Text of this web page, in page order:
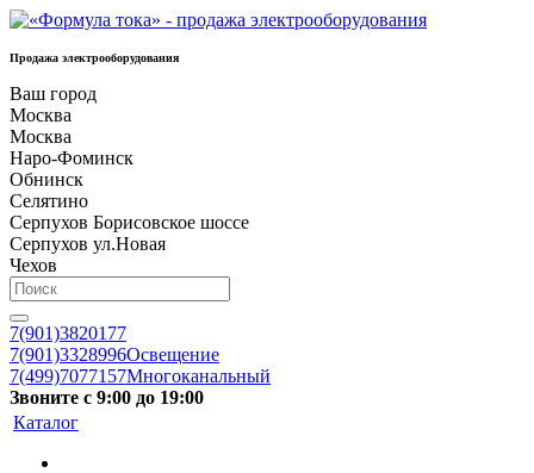
Продажа электрооборудования
Ваш город
Москва
Москва
Наро-Фоминск
Обнинск
Селятино
Серпухов Борисовское шоссе
Серпухов ул.Новая
Чехов
7(901)3820177
7(901)3328996Освещение
7(499)7077157Многоканальный
Звоните с 9:00 до 19:00
Каталог